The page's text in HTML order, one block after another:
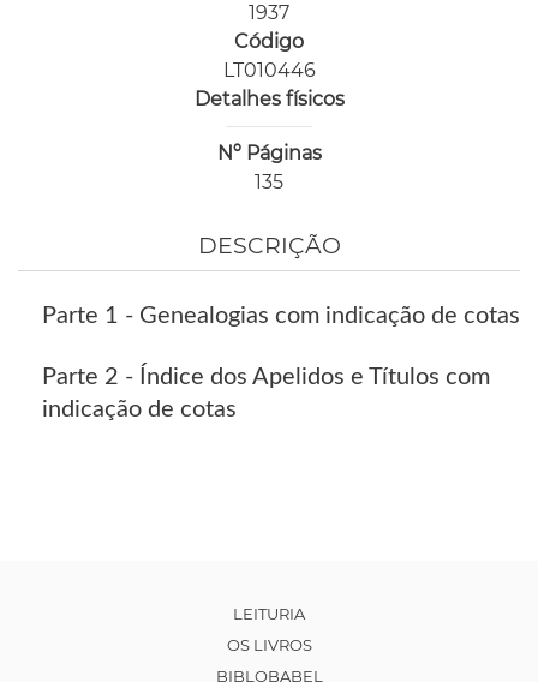
1937
Código
LT010446
Detalhes físicos
Nº Páginas
135
DESCRIÇÃO
Parte 1 - Genealogias com indicação de cotas
Parte 2 - Índice dos Apelidos e Títulos com
indicação de cotas
LEITURIA
OS LIVROS
BIBLOBABEL